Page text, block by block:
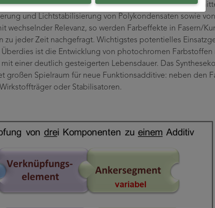
und Additiven ist ständiger Schwerpunkt des TITK.
und Lichtstabilisierung von Polykondensaten sowie
wechselnder Relevanz, so werden Farbeffekte in Fasern/
zu jeder Zeit nachgefragt. Wichtigstes potentielles
ist die Entwicklung von photochromen Farbstoffen
einer deutlich gesteigerten Lebensdauer. Das
Spielraum für neue Funktionsadditive: neben den
oder Stabilisatoren.